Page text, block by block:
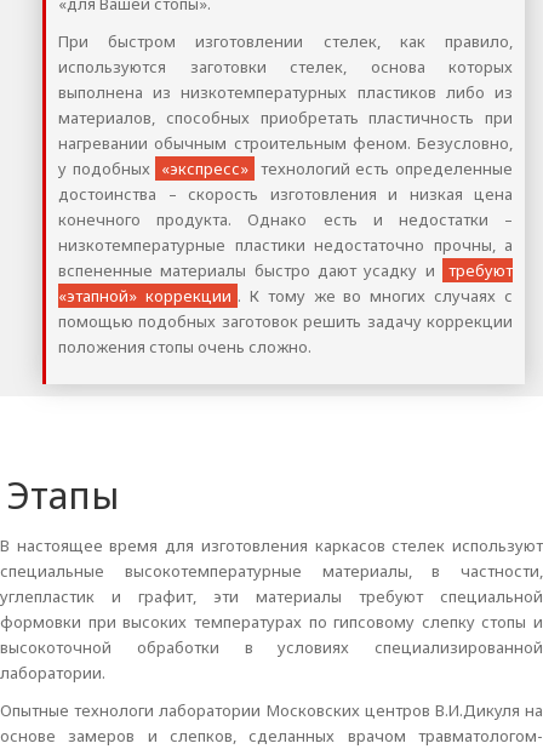
При быстром изготовлении стелек, как правило,
используются заготовки стелек, основа которых
выполнена из низкотемпературных пластиков либо из
материалов, способных приобретать пластичность при
нагревании обычным строительным феном. Безусловно,
у подобных «экспресс» технологий есть определенные
достоинства – скорость изготовления и низкая цена
конечного продукта. Однако есть и недостатки –
низкотемпературные пластики недостаточно прочны, а
вспененные материалы быстро дают усадку и
требуют
«этапной» коррекции . К тому же во многих случаях с
помощью подобных заготовок решить задачу коррекции
положения стопы очень сложно.
Этапы
В настоящее время для изготовления каркасов стелек используют
специальные высокотемпературные материалы, в частности,
углепластик и графит, эти материалы требуют специальной
формовки при высоких температурах по гипсовому слепку стопы и
высокоточной обработки в условиях специализированной
лаборатории.
Опытные технологи лаборатории Московских центров В.И.Дикуля на
основе замеров и слепков, сделанных врачом травматологом-